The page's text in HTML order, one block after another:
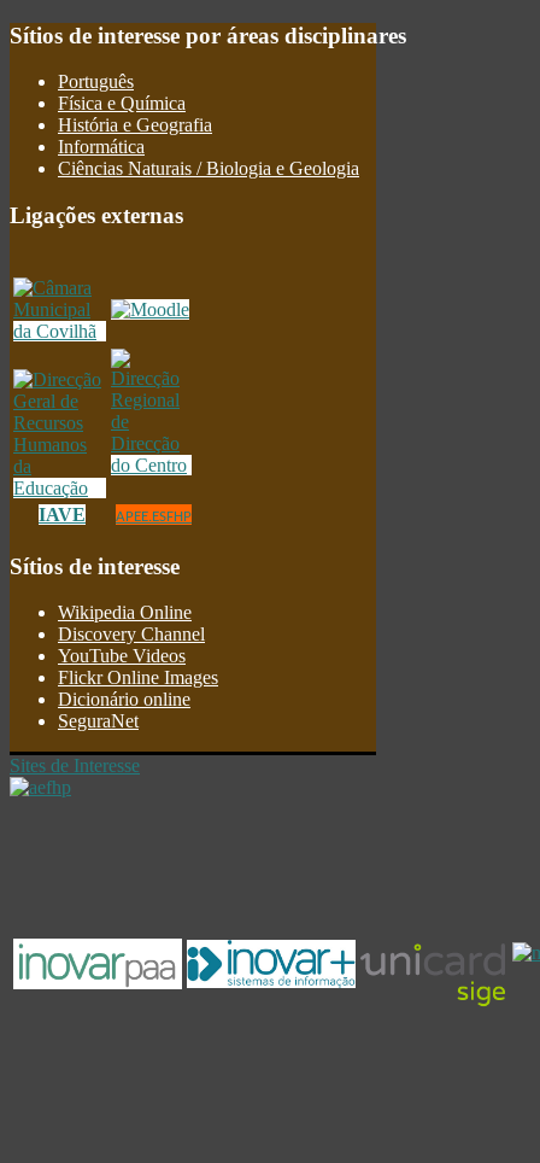
Sítios de interesse por áreas disciplinares
Português
Física e Química
História e Geografia
Informática
Ciências Naturais / Biologia e Geologia
Ligações externas
IAVE APEE.ESFHP
Sítios de interesse
Wikipedia Online
Discovery Channel
YouTube Videos
Flickr Online Images
Dicionário online
SeguraNet
Sites de Interesse